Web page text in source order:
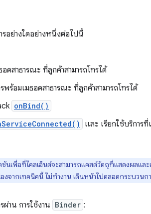
รอย่างใดอย่างหนึ่งต่อไปนี้
ดสาธารณะ ที่ลูกค้าสามารถโทรได้
อมเมธอดสาธารณะ ที่ลูกค้าสามารถโทรได้
onBind()
และ เรียกใช้บริการที่
นเพื่อที่ไคลเอ็นต์จะสามารถแคสต์วัตถุที่แสดงผลและ
งจากเทคนิคนี้ ไม่ทำงาน เดินหน้าไปตลอดกระบวนก
ผ่าน การใช้งาน Binder :